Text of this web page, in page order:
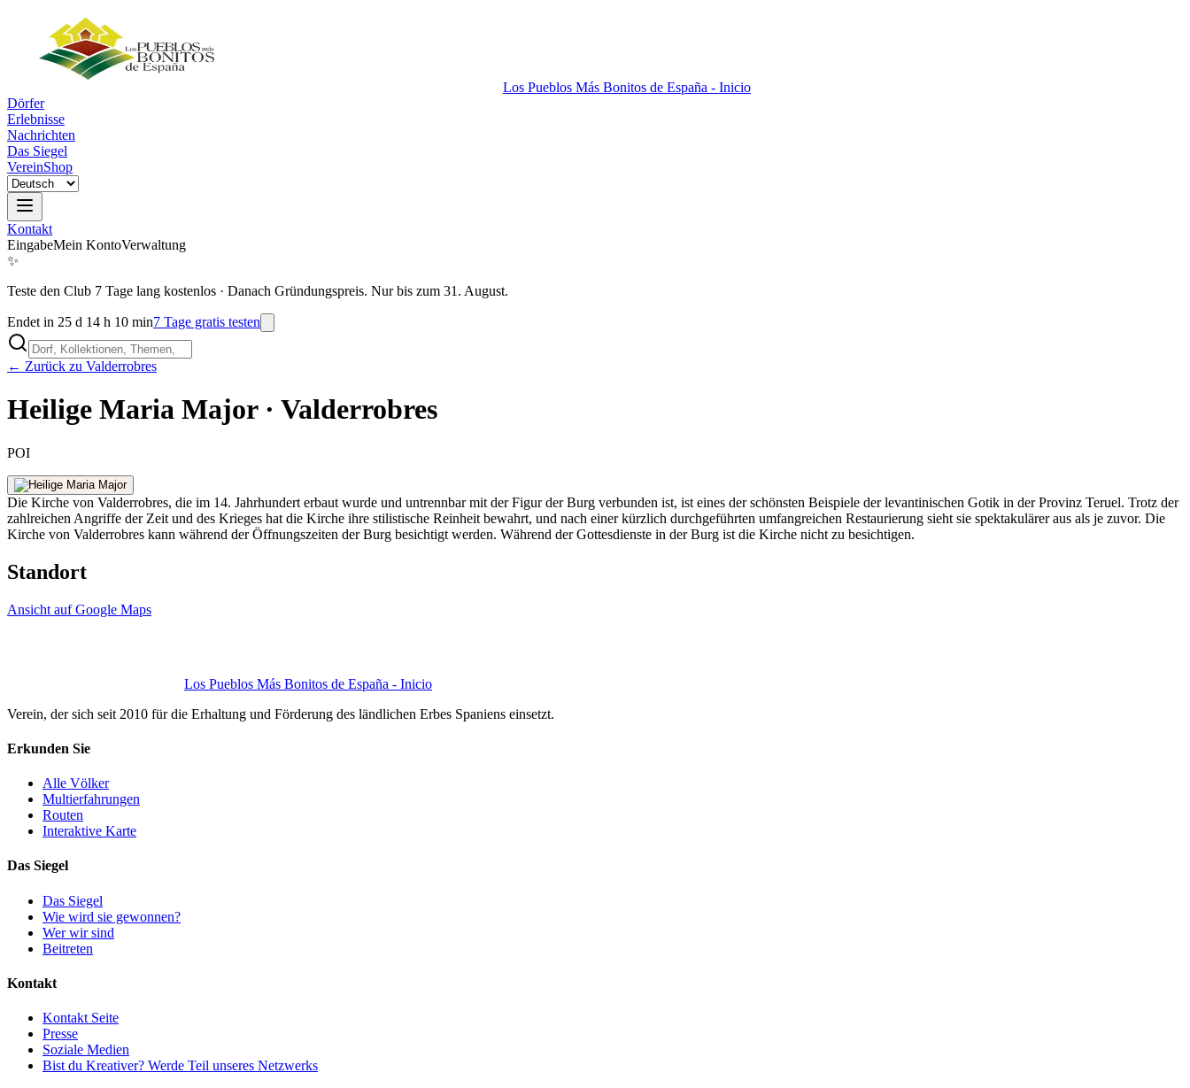
Los Pueblos Más Bonitos de España - Inicio
Dörfer
Erlebnisse
Nachrichten
Das Siegel
VereinShop
Kontakt
EingabeMein KontoVerwaltung
✨
Teste den Club 7 Tage lang kostenlos · Danach Gründungspreis. Nur bis zum 31. August.
Endet in 25 d 14 h 10 min7 Tage gratis testen
← Zurück zu Valderrobres
Heilige Maria Major · Valderrobres
POI
Die Kirche von Valderrobres, die im 14. Jahrhundert erbaut wurde und untrennbar mit der Figur der Burg verbunden ist, ist eines der schönsten Beispiele der levantinischen Gotik in der Provinz Teruel. Trotz der
zahlreichen Angriffe der Zeit und des Krieges hat die Kirche ihre stilistische Reinheit bewahrt, und nach einer kürzlich durchgeführten umfangreichen Restaurierung sieht sie spektakulärer aus als je zuvor. Die
Kirche von Valderrobres kann während der Öffnungszeiten der Burg besichtigt werden. Während der Gottesdienste in der Burg ist die Kirche nicht zu besichtigen.
Standort
Ansicht auf Google Maps
Los Pueblos Más Bonitos de España - Inicio
Verein, der sich seit 2010 für die Erhaltung und Förderung des ländlichen Erbes Spaniens einsetzt.
Erkunden Sie
Alle Völker
Multierfahrungen
Routen
Interaktive Karte
Das Siegel
Das Siegel
Wie wird sie gewonnen?
Wer wir sind
Beitreten
Kontakt
Kontakt Seite
Presse
Soziale Medien
Bist du Kreativer? Werde Teil unseres Netzwerks